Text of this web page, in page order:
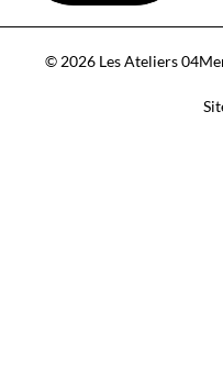
© 2026 Les Ateliers 04